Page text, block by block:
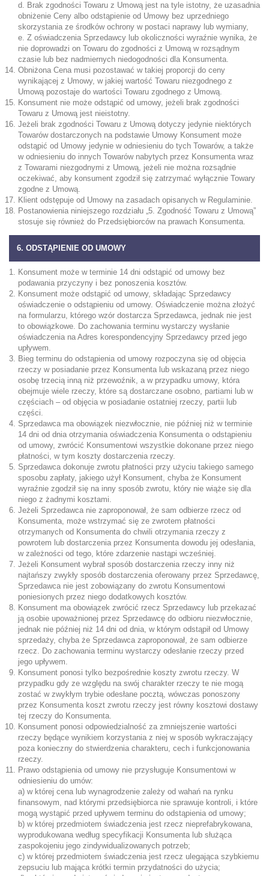
d. Brak zgodności Towaru z Umową jest na tyle istotny, że uzasadnia
obniżenie Ceny albo odstąpienie od Umowy bez uprzedniego
skorzystania ze środków ochrony w postaci naprawy lub wymiany,
e. Z oświadczenia Sprzedawcy lub okoliczności wyraźnie wynika, że
nie doprowadzi on Towaru do zgodności z Umową w rozsądnym
czasie lub bez nadmiernych niedogodności dla Konsumenta.
Obniżona Cena musi pozostawać w takiej proporcji do ceny
wynikającej z Umowy, w jakiej wartość Towaru niezgodnego z
Umową pozostaje do wartości Towaru zgodnego z Umową.
Konsument nie może odstąpić od umowy, jeżeli brak zgodności
Towaru z Umową jest nieistotny.
Jeżeli brak zgodności Towaru z Umową dotyczy jedynie niektórych
Towarów dostarczonych na podstawie Umowy Konsument może
odstąpić od Umowy jedynie w odniesieniu do tych Towarów, a także
w odniesieniu do innych Towarów nabytych przez Konsumenta wraz
z Towarami niezgodnymi z Umową, jeżeli nie można rozsądnie
oczekiwać, aby konsument zgodził się zatrzymać wyłącznie Towary
zgodne z Umową.
Klient odstępuje od Umowy na zasadach opisanych w Regulaminie.
Postanowienia niniejszego rozdziału „5. Zgodność Towaru z Umową”
stosuje się również do Przedsiębiorców na prawach Konsumenta.
6. ODSTĄPIENIE OD UMOWY
Konsument może w terminie 14 dni odstąpić od umowy bez
podawania przyczyny i bez ponoszenia kosztów.
Konsument może odstąpić od umowy, składając Sprzedawcy
oświadczenie o odstąpieniu od umowy. Oświadczenie można złożyć
na formularzu, którego wzór dostarcza Sprzedawca, jednak nie jest
to obowiązkowe. Do zachowania terminu wystarczy wysłanie
oświadczenia na Adres korespondencyjny Sprzedawcy przed jego
upływem.
Bieg terminu do odstąpienia od umowy rozpoczyna się od objęcia
rzeczy w posiadanie przez Konsumenta lub wskazaną przez niego
osobę trzecią inną niż przewoźnik, a w przypadku umowy, która
obejmuje wiele rzeczy, które są dostarczane osobno, partiami lub w
częściach – od objęcia w posiadanie ostatniej rzeczy, partii lub
części.
Sprzedawca ma obowiązek niezwłocznie, nie później niż w terminie
14 dni od dnia otrzymania oświadczenia Konsumenta o odstąpieniu
od umowy, zwrócić Konsumentowi wszystkie dokonane przez niego
płatności, w tym koszty dostarczenia rzeczy.
Sprzedawca dokonuje zwrotu płatności przy użyciu takiego samego
sposobu zapłaty, jakiego użył Konsument, chyba że Konsument
wyraźnie zgodził się na inny sposób zwrotu, który nie wiąże się dla
niego z żadnymi kosztami.
Jeżeli Sprzedawca nie zaproponował, że sam odbierze rzecz od
Konsumenta, może wstrzymać się ze zwrotem płatności
otrzymanych od Konsumenta do chwili otrzymania rzeczy z
powrotem lub dostarczenia przez Konsumenta dowodu jej odesłania,
w zależności od tego, które zdarzenie nastąpi wcześniej.
Jeżeli Konsument wybrał sposób dostarczenia rzeczy inny niż
najtańszy zwykły sposób dostarczenia oferowany przez Sprzedawcę,
Sprzedawca nie jest zobowiązany do zwrotu Konsumentowi
poniesionych przez niego dodatkowych kosztów.
Konsument ma obowiązek zwrócić rzecz Sprzedawcy lub przekazać
ją osobie upoważnionej przez Sprzedawcę do odbioru niezwłocznie,
jednak nie później niż 14 dni od dnia, w którym odstąpił od Umowy
sprzedaży, chyba że Sprzedawca zaproponował, że sam odbierze
rzecz. Do zachowania terminu wystarczy odesłanie rzeczy przed
jego upływem.
Konsument ponosi tylko bezpośrednie koszty zwrotu rzeczy. W
przypadku gdy ze względu na swój charakter rzeczy te nie mogą
zostać w zwykłym trybie odesłane pocztą, wówczas ponoszony
przez Konsumenta koszt zwrotu rzeczy jest równy kosztowi dostawy
tej rzeczy do Konsumenta.
Konsument ponosi odpowiedzialność za zmniejszenie wartości
rzeczy będące wynikiem korzystania z niej w sposób wykraczający
poza konieczny do stwierdzenia charakteru, cech i funkcjonowania
rzeczy.
Prawo odstąpienia od umowy nie przysługuje Konsumentowi w
odniesieniu do umów:
a) w której cena lub wynagrodzenie zależy od wahań na rynku
finansowym, nad którymi przedsiębiorca nie sprawuje kontroli, i które
mogą wystąpić przed upływem terminu do odstąpienia od umowy;
b) w której przedmiotem świadczenia jest rzecz nieprefabrykowana,
wyprodukowana według specyfikacji Konsumenta lub służąca
zaspokojeniu jego zindywidualizowanych potrzeb;
c) w której przedmiotem świadczenia jest rzecz ulegająca szybkiemu
zepsuciu lub mająca krótki termin przydatności do użycia;